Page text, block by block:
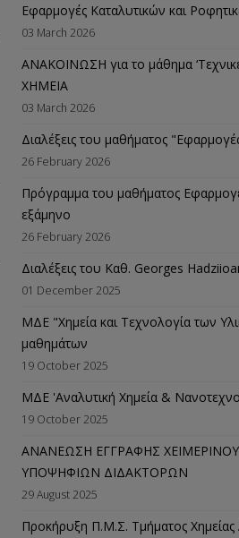
Εφαρμογές Καταλυτικών και
03 March 2026
ΑΝΑΚΟΙΝΩΣΗ για το μάθημα
ΧΗΜΕΙΑ
03 March 2026
Διαλέξεις του μαθήματος
26 February 2026
Πρόγραμμα του μαθήματος
εξάμηνο
26 February 2026
Διαλέξεις του Καθ. Georges
01 December 2025
ΜΔΕ "Χημεία και Τεχνολογία των
μαθημάτων
19 October 2025
ΜΔΕ 'Αναλυτική Χημεία &
19 October 2025
ΑΝΑΝΕΩΣΗ ΕΓΓΡΑΦΗΣ
ΥΠΟΨΗΦΙΩΝ ΔΙΔΑΚΤΟΡΩΝ
29 August 2025
Προκήρυξη Π.Μ.Σ. Τμήματος